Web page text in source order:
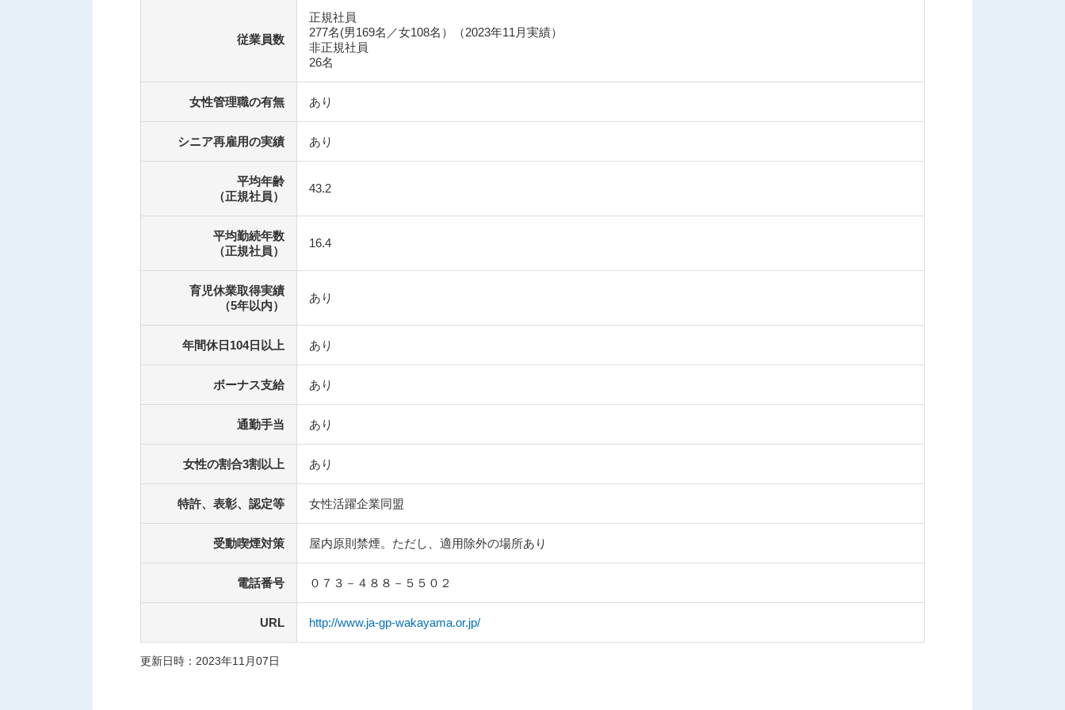
従業員数
正規社員
277名(男169名／女108名）（2023年11月実績）
非正規社員
26名
女性管理職の有無 あり
シニア再雇用の実績 あり
平均年齢
（正規社員）
43.2
平均勤続年数
（正規社員）
16.4
育児休業取得実績
（5年以内）
あり
年間休日104日以上 あり
ボーナス支給 あり
通勤手当 あり
女性の割合3割以上 あり
特許、表彰、認定等 女性活躍企業同盟
受動喫煙対策 屋内原則禁煙。ただし、適用除外の場所あり
電話番号 ０７３－４８８－５５０２
URL http://www.ja-gp-wakayama.or.jp/
更新日時：2023年11月07日